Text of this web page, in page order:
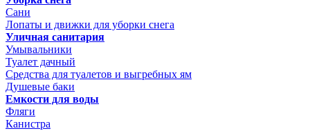
Сани
Лопаты и движки для уборки снега
Уличная санитария
Умывальники
Туалет дачный
Средства для туалетов и выгребных ям
Душевые баки
Емкости для воды
Фляги
Канистра